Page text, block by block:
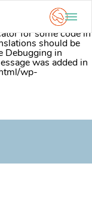
was called
domain was
for some code in
should be
Debugging in
was added in
wp-